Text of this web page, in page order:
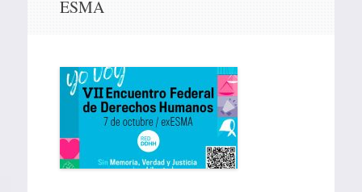
contenidoESMA